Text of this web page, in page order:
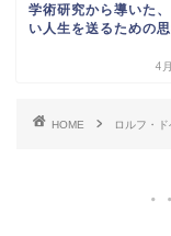
学術研究から導いた
い人生を送るための
4
HOME ロルフ・ド